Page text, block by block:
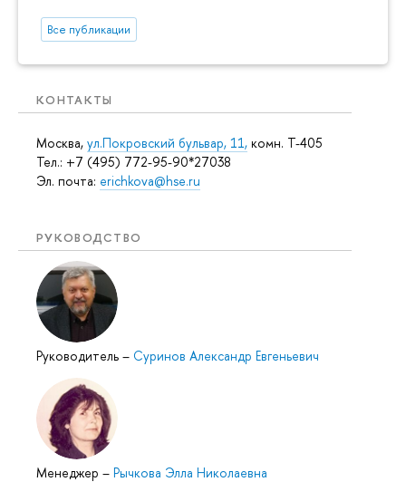
Все публикации
КОНТАКТЫ
Москва, ул.Покровский бульвар, 11, комн. Т-405
Тел.: +7 (495) 772-95-90*27038
Эл. почта: erichkova@hse.ru
РУКОВОДСТВО
Руководитель – Суринов Александр Евгеньевич
Менеджер – Рычкова Элла Николаевна